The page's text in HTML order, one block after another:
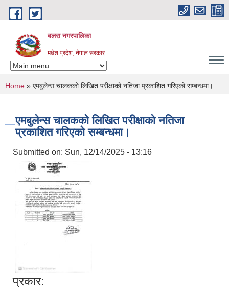
Skip to main content
बलरा नगरपालिका
मधेश प्रदेश, नेपाल सरकार
You are here
Home » एमबुलेन्स चालकको लिखित परीक्षाको नतिजा प्रकाशित गरिएको सम्बन्धमा।
एमबुलेन्स चालकको लिखित परीक्षाको नतिजा
प्रकाशित गरिएको सम्बन्धमा।
Submitted on: Sun, 12/14/2025 - 13:16
प्रकार: